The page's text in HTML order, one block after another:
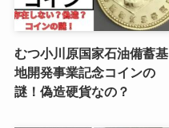
むつ小川原国家石油備蓄基
地開発事業記念コインの
謎！偽造硬貨なの？